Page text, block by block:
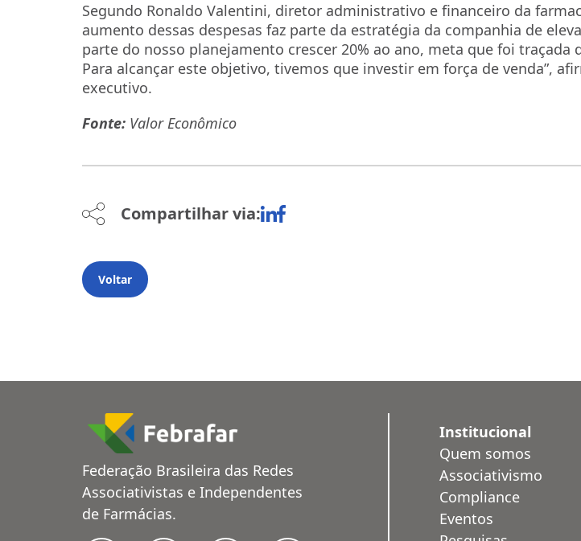
Segundo Ronaldo Valentini, diretor administrativo e financeiro da
aumento dessas despesas faz parte da estratégia da companhia de
parte do nosso planejamento crescer 20% ao ano, meta que foi traçada
Para alcançar este objetivo, tivemos que investir em força de venda”,
executivo.
Fonte: Valor Econômico
Compartilhar via:
Voltar
Federação Brasileira das Redes
Associativistas e Independentes
de Farmácias.
Institucional
Quem somos
Associativismo
Compliance
Eventos